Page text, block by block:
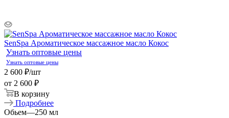
SenSpa Ароматическое массажное масло Кокос
Узнать оптовые цены
Узнать оптовые цены
2 600 ₽/шт
от 2 600 ₽
В корзину
Подробнее
Обьем—250 мл